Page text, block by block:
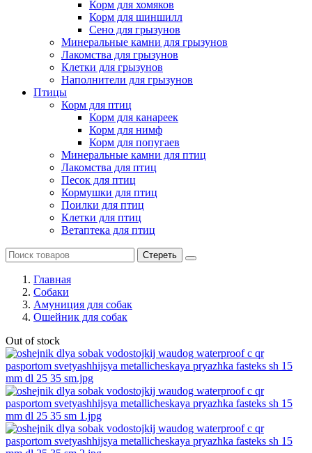
Корм для хомяков
Корм для шиншилл
Сено для грызунов
Минеральные камни для грызунов
Лакомства для грызунов
Клетки для грызунов
Наполнители для грызунов
Птицы
Корм для птиц
Корм для канареек
Корм для нимф
Корм для попугаев
Минеральные камни для птиц
Лакомства для птиц
Песок для птиц
Кормушки для птиц
Поилки для птиц
Клетки для птиц
Ветаптека для птиц
Стереть
Главная
Cобаки
Амуниция для собак
Ошейник для собак
Out of stock